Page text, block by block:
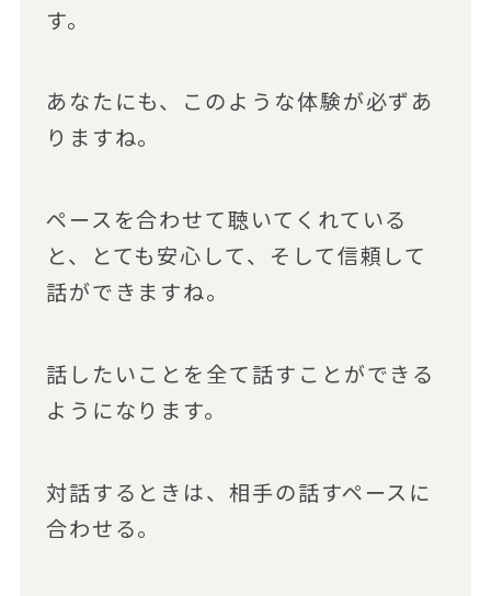
す。
あなたにも、このような体験が必ずあ
りますね。
ペースを合わせて聴いてくれている
と、とても安心して、そして信頼して
話ができますね。
話したいことを全て話すことができる
ようになります。
対話するときは、相手の話すペースに
合わせる。